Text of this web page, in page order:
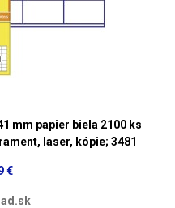
mm papier biela 2100 ks
laser, kópie; 3481
€